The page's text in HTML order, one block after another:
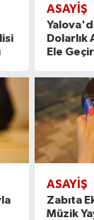
ASAYİŞ
Dolarlık
Ele
ASAYİŞ
Zabıta
Müzik